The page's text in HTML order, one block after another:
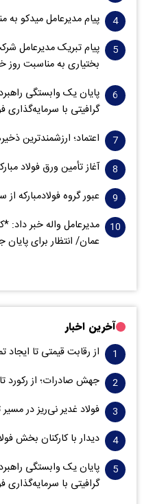
پیام مدیرعامل میدکو به
پیام تبریک مدیرعامل
بختیاری به مناسبت روز
پایان یک وابستگی
گرافیتی با سرمایه‌گذاری
اعتماد؛ ارزشمندترین
آغاز تأمین ورق فولاد
عبور گروه فولادمبارکه
مدیرعامل واله خبر
عمان/ انتظار برای
آخرین اخبار
از رقابت قیمتی تا ایجاد
جهش صادرات؛ از رکورد
فولاد غدیر نی‌ریز در
دیدار با کارکنان بخش
پایان یک وابستگی
گرافیتی با سرمایه‌گذاری